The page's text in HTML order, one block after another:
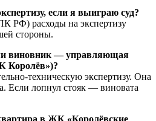
если я выиграю суд?
РФ) расходы на экспертизу
стороны.
виновник — управляющая
Королёв»)?
техническую экспертизу. Она
Если лопнул стояк — виновата